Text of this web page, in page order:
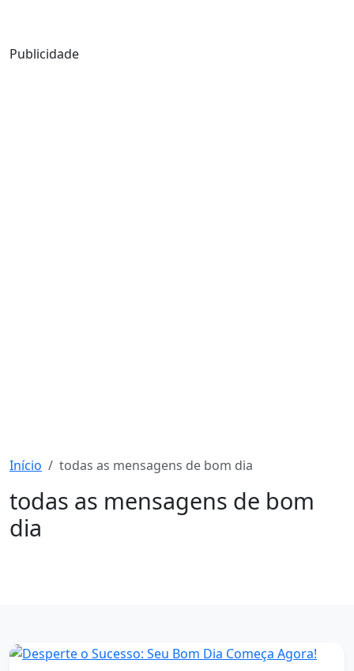
Publicidade
Início todas as mensagens de bom dia
todas as mensagens de bom
dia